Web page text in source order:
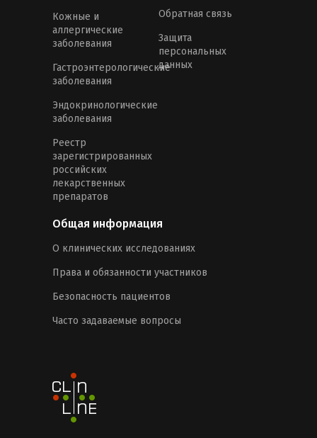
Кожные и
аллергические
заболевания
Гастроэнтерологические
заболевания
Эндокринологические
заболевания
Реестр
зарегистрированных
российских
лекарственных
препаратов
Обратная связь
Защита
персональных
данных
Общая информация
О клинических исследованиях
Права и обязанности участников
Безопасность пациентов
Часто задаваемые вопросы